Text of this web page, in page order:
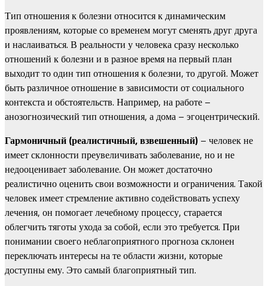
Тип отношения к болезни относится к динамическим
проявлениям, которые со временем могут сменять друг друга
и наслаиваться. В реальности у человека сразу несколько
отношений к болезни и в разное время на первый план
выходит то один тип отношения к болезни, то другой. Может
быть различное отношение в зависимости от социального
контекста и обстоятельств. Например, на работе –
анозогнозический тип отношения, а дома – эгоцентрический.
Гармоничный (реалистичный, взвешенный) – человек не
имеет склонности преувеличивать заболевание, но и не
недооценивает заболевание. Он может достаточно
реалистично оценить свои возможности и ограничения. Такой
человек имеет стремление активно содействовать успеху
лечения, он помогает лечебному процессу, старается
облегчить тяготы ухода за собой, если это требуется. При
понимании своего неблагоприятного прогноза склонен
переключать интересы на те области жизни, которые
доступны ему. Это самый благоприятный тип.